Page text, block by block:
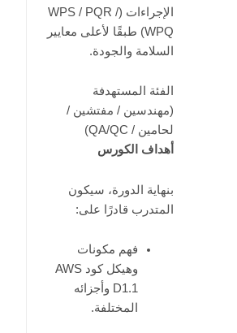
الإجراءات (WPS / PQR /
WPQ) طبقًا لأعلى معايير
السلامة والجودة.
الفئة المستهدفة
(مهندسين / مفتشين /
لحامين / QA/QC)
أهداف الكورس
بنهاية الدورة، سيكون
المتدرب قادرًا على:
فهم مكونات
وهيكل كود AWS
D1.1 وأجزائه
المختلفة.